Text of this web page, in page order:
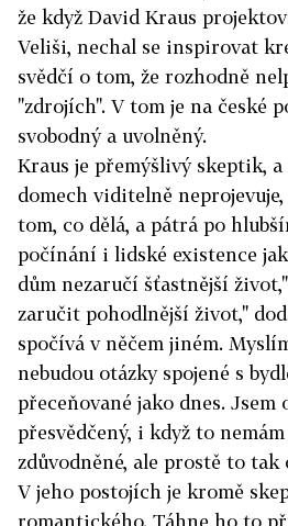
že když David Kraus
Veliši, nechal se inspirovat
svědčí o tom, že rozhodně
"zdrojích". V tom je na české
svobodný a uvolněný.
Kraus je přemýšlivý skeptik,
domech viditelně
tom, co dělá, a pátrá po
počínání i lidské existence
dům nezaručí šťastnější
zaručit pohodlnější život,"
spočívá v něčem jiném.
nebudou otázky spojené s
přeceňované jako dnes. Jsem
přesvědčený, i když to
zdůvodněné, ale prostě to tak
V jeho postojích je kromě
romantického. Táhne ho to